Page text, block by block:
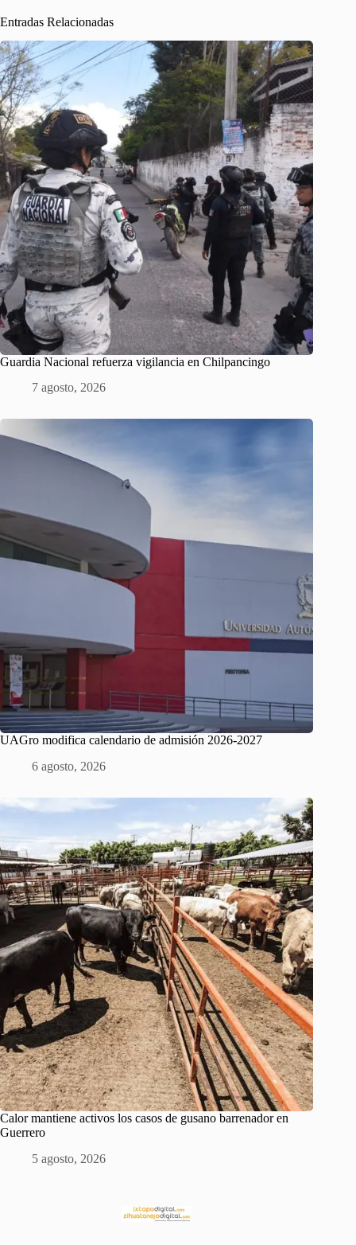
Entradas Relacionadas
Guardia Nacional refuerza vigilancia en Chilpancingo
7 agosto, 2026
UAGro modifica calendario de admisión 2026-2027
6 agosto, 2026
Calor mantiene activos los casos de gusano barrenador en
Guerrero
5 agosto, 2026